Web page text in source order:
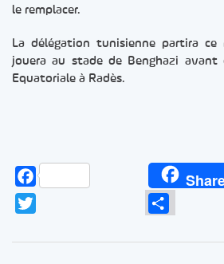
le remplacer.
La délégation tunisienne partira
jouera au stade de Benghazi avant
Equatoriale à Radès.
Facebook